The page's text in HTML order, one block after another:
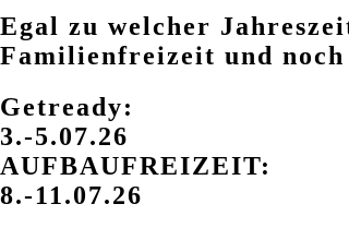
Egal zu welcher
Familienfreizeit und noch
Getready:
3.-5.07.26
AUFBAUFREIZEIT:
8.-11.07.26